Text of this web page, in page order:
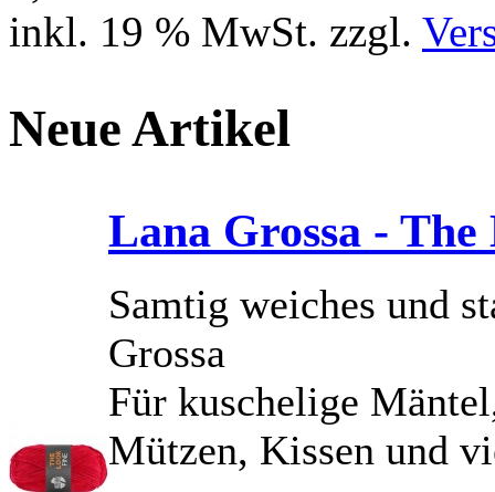
inkl. 19 % MwSt. zzgl.
Neue Artikel
Lana Grossa -
Samtig weiches und
Grossa
Für kuschelige
Mützen, Kissen und